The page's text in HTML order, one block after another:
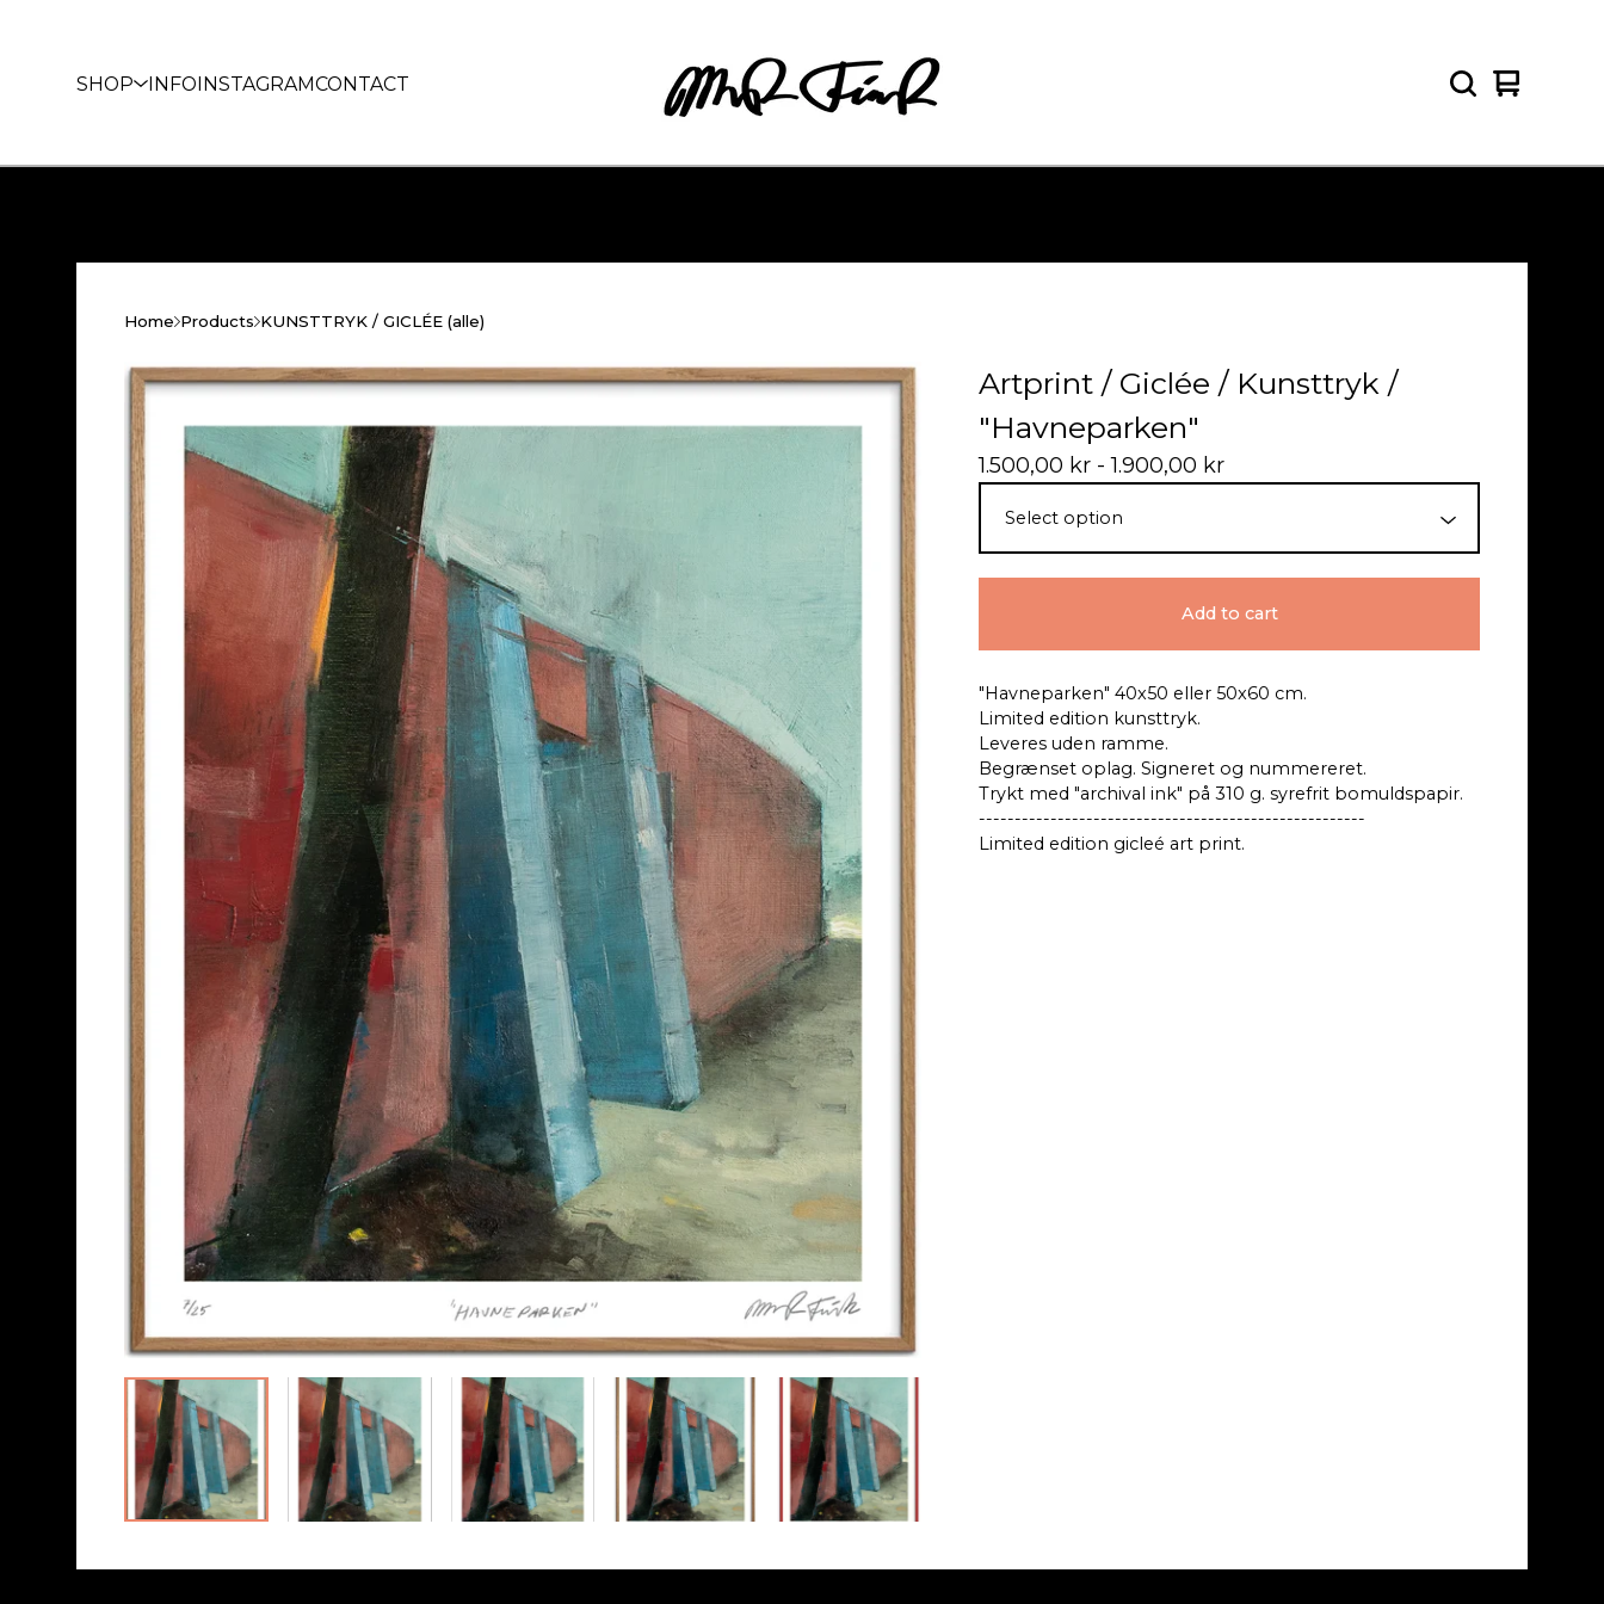
SHOP INFOINSTAGRAMCONTACT
View
0
Home Products KUNSTTRYK / GICLÉE (alle)
Artprint / Giclée / Kunsttryk /
"Havneparken"
1.500,00 kr - 1.900,00 kr
Add to cart
"Havneparken" 40x50 eller 50x60 cm.
Limited edition kunsttryk.
Leveres uden ramme.
Begrænset oplag. Signeret og nummereret.
Trykt med "archival ink" på 310 g. syrefrit bomuldspapir.
------------------------------------------------------
Limited edition gicleé art print.